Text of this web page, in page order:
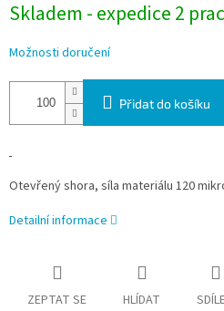
Skladem - expedice 2
Možnosti doručení
Přidat do košíku
Otevřený shora, síla materiálu 120
Detailní informace
ZEPTAT SE HLÍDAT